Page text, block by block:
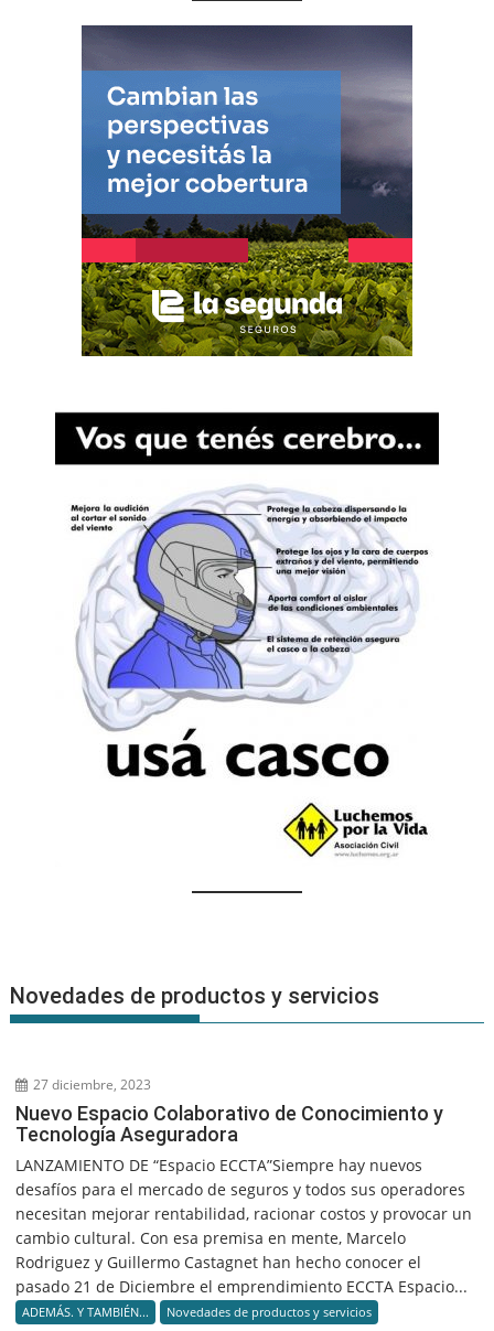
Novedades de productos y servicios
27 diciembre, 2023
Nuevo Espacio Colaborativo de Conocimiento y
Tecnología Aseguradora
LANZAMIENTO DE “Espacio ECCTA”Siempre hay nuevos
desafíos para el mercado de seguros y todos sus operadores
necesitan mejorar rentabilidad, racionar costos y provocar un
cambio cultural. Con esa premisa en mente, Marcelo
Rodriguez y Guillermo Castagnet han hecho conocer el
pasado 21 de Diciembre el emprendimiento ECCTA Espacio...
ADEMÁS. Y TAMBIÉN... Novedades de productos y servicios